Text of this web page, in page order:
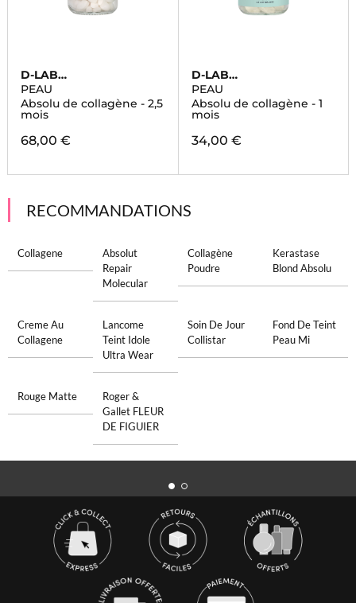
D-LAB
NUTRICOSMETICS
PEAU
Absolu de collagène - 2,5
mois
68,00 €
D-LAB
NUTRICOSMETICS
PEAU
Absolu de collagène - 1
mois
34,00 €
RECOMMANDATIONS
Collagene
Absolut
Repair
Molecular
Collagène
Poudre
Kerastase
Blond Absolu
Creme Au
Collagene
Lancome
Teint Idole
Ultra Wear
Soin De Jour
Collistar
Fond De Teint
Peau Mi
Rouge Matte
Roger &
Gallet FLEUR
DE FIGUIER